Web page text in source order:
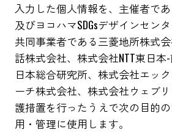
入力した個人情報を、主催者であ
及びヨコハマSDGsデザインセン
共同事業者である三菱地所株式
話株式会社、株式会社NTT東日
日本総合研究所、株式会社エッ
ーチ株式会社、株式会社ウェブ
護措置を行ったうえで次の目的
用・管理に使用します。